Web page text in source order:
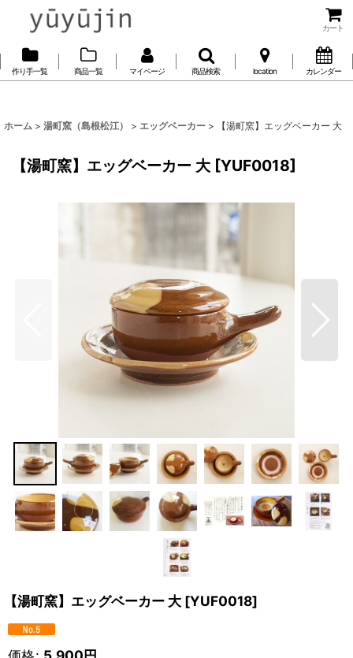
カート
作り手一覧 商品一覧 マイページ 商品検索 location カレンダー
ホーム > 湯町窯（島根松江） > エッグベーカー > 【湯町窯】エッグベーカー 大
【湯町窯】エッグベーカー 大 [YUF0018]
【湯町窯】エッグベーカー 大 [YUF0018]